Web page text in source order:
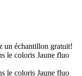
un échantillon gratuit!